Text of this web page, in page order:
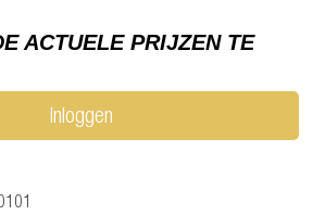
ACTUELE PRIJZEN TE
Inloggen